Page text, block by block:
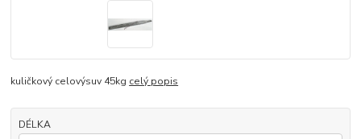
kuličkový celovýsuv 45kg celý popis
DÉLKA